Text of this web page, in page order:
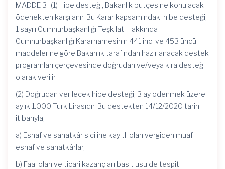
MADDE 3- (1) Hibe desteği, Bakanlık bütçesine konulacak
ödenekten karşılanır. Bu Karar kapsamındaki hibe desteği,
1 sayılı Cumhurbaşkanlığı Teşkilatı Hakkında
Cumhurbaşkanlığı Kararnamesinin 441 inci ve 453 üncü
maddelerine göre Bakanlık tarafından hazırlanacak destek
programları çerçevesinde doğrudan ve/veya kira desteği
olarak verilir.
(2) Doğrudan verilecek hibe desteği, 3 ay ödenmek üzere
aylık 1.000 Türk Lirasıdır. Bu destekten 14/12/2020 tarihi
itibarıyla;
a) Esnaf ve sanatkâr siciline kayıtlı olan vergiden muaf
esnaf ve sanatkârlar,
b) Faal olan ve ticari kazançları basit usulde tespit